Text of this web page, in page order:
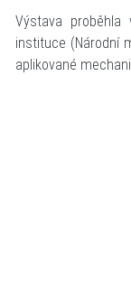
Výstava
instituce (Národní
aplikované